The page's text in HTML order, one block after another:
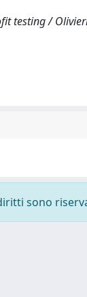
testing /
sono